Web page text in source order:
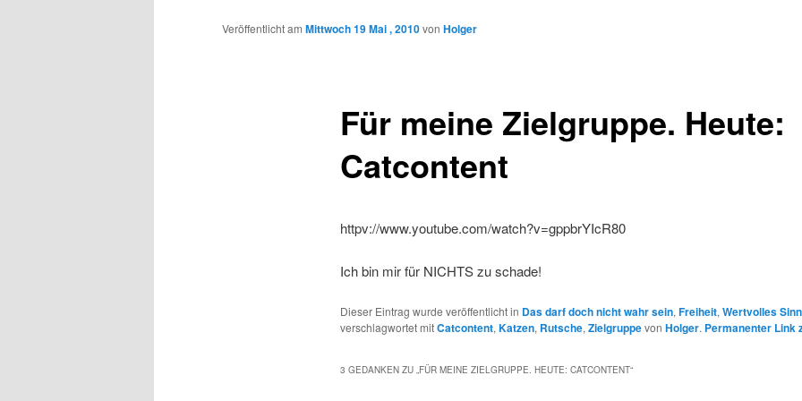
Inhalt
Für meine Zielgruppe. Heute:
Catcontent
Veröffentlicht am Mittwoch 19 Mai , 2010von Holger
httpv://www.youtube.com/watch?v=gppbrYIcR80
Ich bin mir für NICHTS zu schade!
Dieser Eintrag wurde veröffentlicht in Das darf doch nicht wahr sein,Freiheit,Wertvolles
verschlagwortet mitCatcontent,Katzen, Rutsche,Zielgruppevon Holger. Permanenter Link
3 GEDANKEN ZU „ FÜR MEINE ZIELGRUPPE. HEUTE: CATCONTENT“